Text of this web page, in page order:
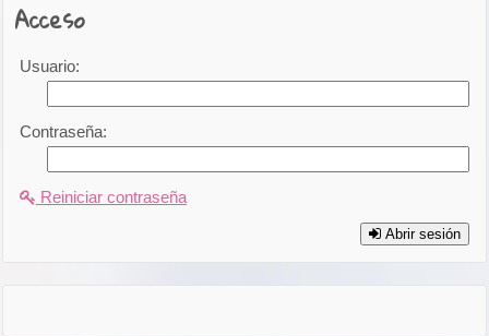
Acceso
Usuario:
Contraseña:
Reiniciar contraseña
Abrir sesión